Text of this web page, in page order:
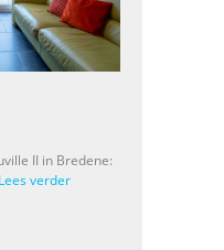
II in Bredene:
Lees verder